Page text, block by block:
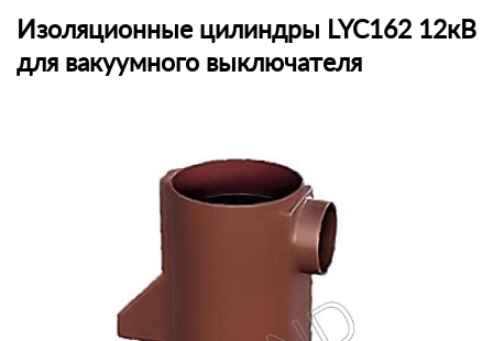
Изоляционные цилиндры LYC162 12кВ
для вакуумного выключателя